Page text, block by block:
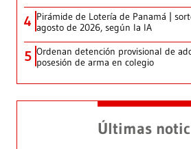
4 Pirámide de Lotería de Panamá |
agosto de 2026, según la IA
5 Ordenan detención provisional de
posesión de arma en colegio
Últimas